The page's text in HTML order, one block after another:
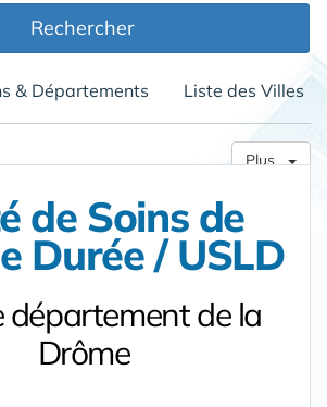
Rechercher
& Départements Liste des Villes
Plus
de Soins de
Durée / USLD
département de la
Drôme